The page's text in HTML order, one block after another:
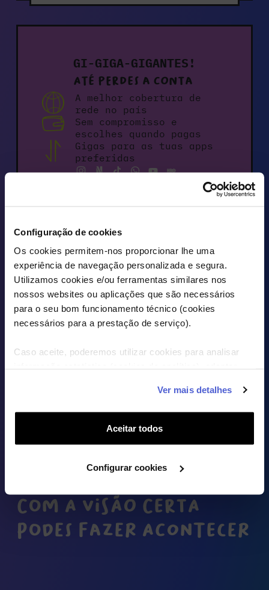
Configuração de cookies
Os cookies permitem-nos proporcionar lhe uma
experiência de navegação personalizada e segura.
Utilizamos cookies e/ou ferramentas similares nos
nossos websites ou aplicações que são necessários
para o seu bom funcionamento técnico (cookies
necessários para a prestação de serviço).
Caso aceite, poderemos utilizar cookies para analisar
funcionalidades (cookies de personalização e
funcionalidade) e adaptar anúncios aos seus interesses
(cookies de publicidade personalizada). Pode gerir a
Ver mais detalhes
Aceitar todos
Configurar cookies
GI-GIGA-GIGANTES!
Até perdes a conta
A melhor cobertura de
rede no país
Sem compromisso e
escolhes quando pagas
Gigas para as tuas apps
preferidas
Parcerias e novidades a
COM A VISÃO CERTA
PODES FAZER ACONTECER